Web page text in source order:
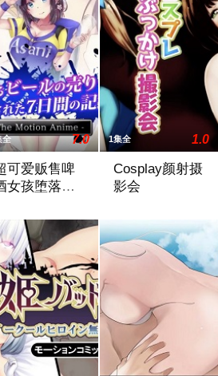
全 7.0
可爱贩售啤
女孩堕落七
1集全 1.0
Cosplay颜射摄
影会